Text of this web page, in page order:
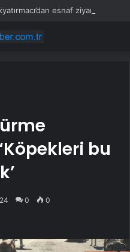
esnaf ziyareti
bu
0 0